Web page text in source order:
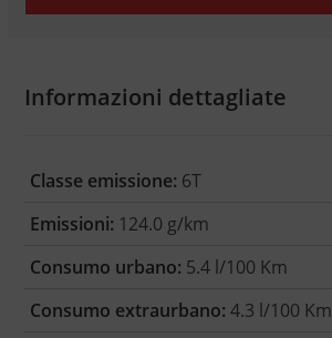
Informazioni dettagliate
Classe emissione: 6T
Emissioni: 124.0 g/km
Consumo urbano: 5.4 l/100 Km
Consumo extraurbano: 4.3 l/100 Km